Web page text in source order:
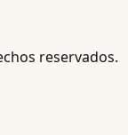
reservados.